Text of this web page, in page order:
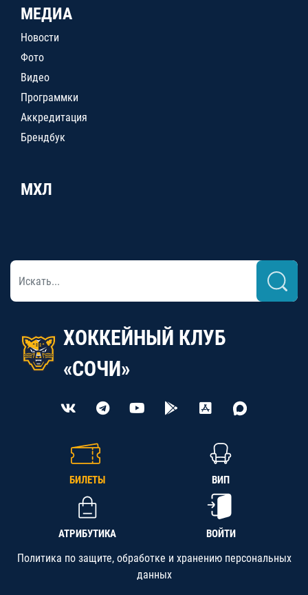
МЕДИА
Новости
Фото
Видео
Программки
Аккредитация
Брендбук
МХЛ
ХОККЕЙНЫЙ КЛУБ
«СОЧИ»
БИЛЕТЫ ВИП
АТРИБУТИКА ВОЙТИ
Политика по защите, обработке и хранению персональных
данных